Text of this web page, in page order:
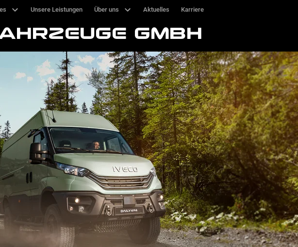
GMBH
Unsere Leistungen Über uns Aktuelles Karriere